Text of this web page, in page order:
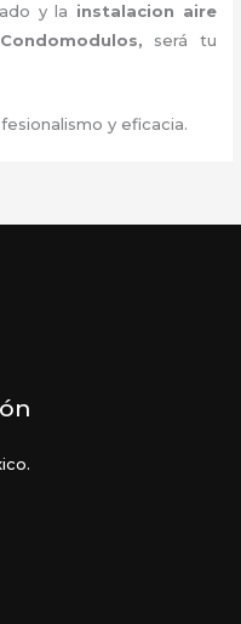
y la instalacion aire
, será tu
y eficacia.